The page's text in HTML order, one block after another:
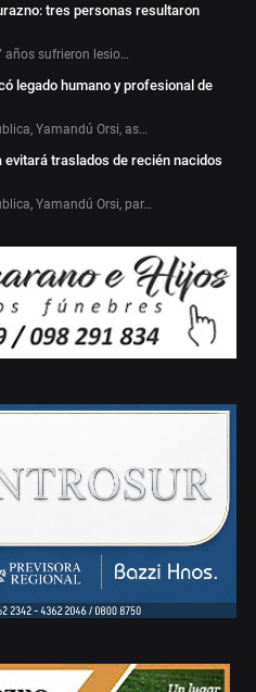
tres personas resultaron
sufrieron lesio…
legado humano y profesional de
Yamandú Orsi, as…
evitará traslados de recién nacidos
Yamandú Orsi, par…